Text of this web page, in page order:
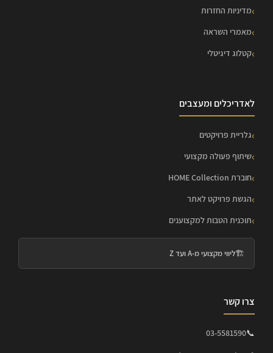
מדיניות החזרות
מאמרי השראה
קטלוג דיגיטלי
לאדריכלים ומעצבים
גלריית פרויקטים
שיתוף פעולה מקצועי
חוברת HOME Collection
הגשת פרויקט לאתר
תוכנית הטבות למקצוענים
🏗️ליווי מקצועי מ-A ועד Z
צרו קשר
📞
03-5581590